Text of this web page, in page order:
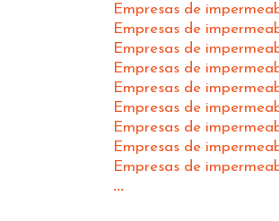
Empresas de
Empresas de
Empresas de
Empresas de
Empresas de
Empresas de
Empresas de
Empresas de
Empresas de
...